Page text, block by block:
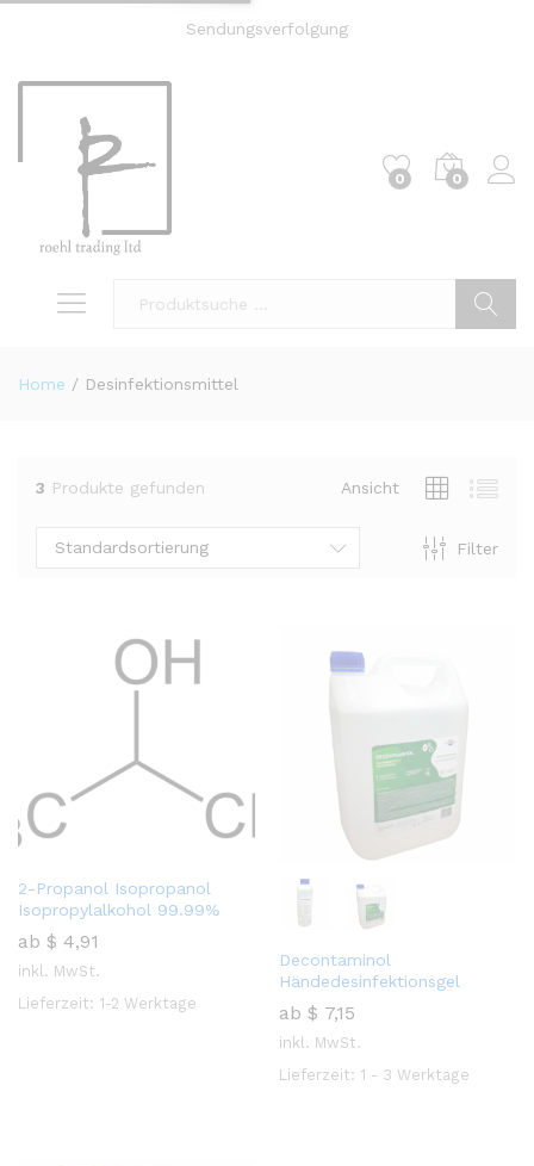
Sendungsverfolgung
0 0
Home / Desinfektionsmittel
3 Produkte gefunden Ansicht
Filter
Standardsortierung
2-Propanol Isopropanol
Isopropylalkohol 99.99%
ab $ 4,91
inkl. MwSt.
Lieferzeit: 1-2 Werktage
Decontaminol
Händedesinfektionsgel
ab $ 7,15
inkl. MwSt.
Lieferzeit: 1 - 3 Werktage